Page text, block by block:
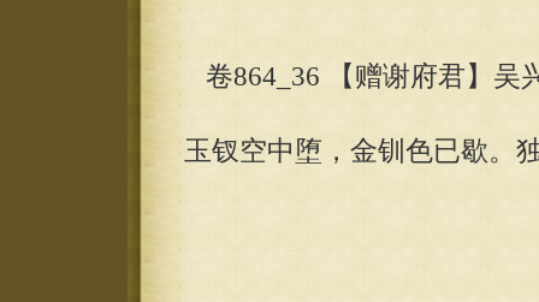
卷864_36 【赠谢府君】吴
玉钗空中堕，金钏色已歇。